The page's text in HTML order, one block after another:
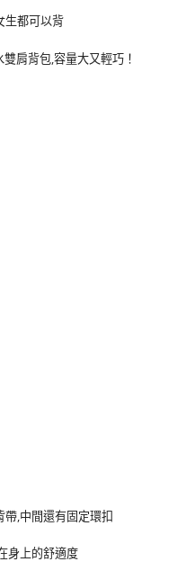
生都可以背
,中間還有固定環扣
身上的舒適度